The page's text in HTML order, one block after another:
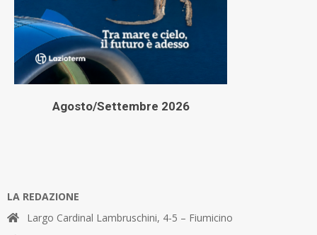
Agosto/Settembre 2026
LA REDAZIONE
Largo Cardinal Lambruschini, 4-5 – Fiumicino